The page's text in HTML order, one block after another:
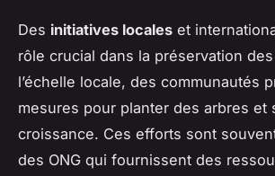
Des initiatives locales et
rôle crucial dans la préservation
l’échelle locale, des communautés
mesures pour planter des arbres et
croissance. Ces efforts sont
des ONG qui fournissent des